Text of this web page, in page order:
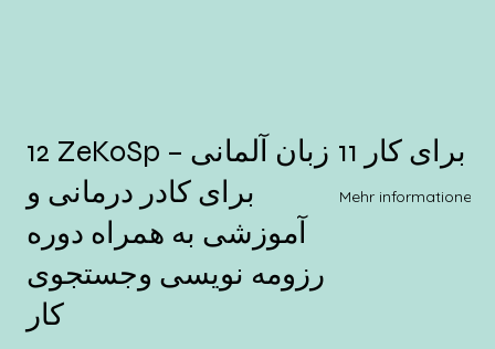
12 ZeKoSp – زبان آلمانی
برای کادر درمانی و
آموزشی به همراه دوره
رزومه نویسی وجستجوی
کار
برای کار
Mehr informationen